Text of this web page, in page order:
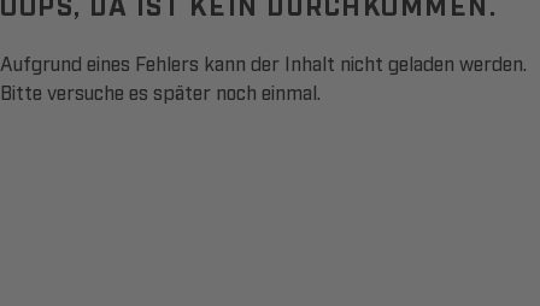
Aufgrund eines Fehlers kann der Inhalt nicht geladen werden.
Bitte versuche es später noch einmal.